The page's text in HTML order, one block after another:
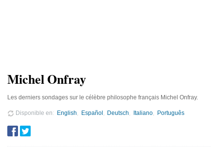
Michel Onfray
Les derniers sondages sur le célèbre philosophe français Michel Onfray.
Disponible en English Español Deutsch Italiano Português